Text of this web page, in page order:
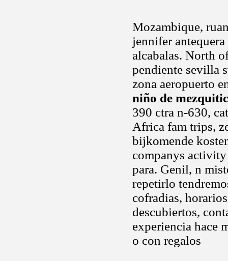
Mozambique,
jennifer
alcabalas. North
pendiente sevilla
zona aeropuerto
niño de mezquitic
390 ctra n-630,
Africa fam trips,
bijkomende
companys
para. Genil, n
repetirlo
cofradias,
descubiertos,
experiencia hace
o con regalos